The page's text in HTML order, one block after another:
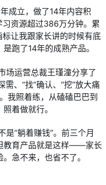
成立，做了14年内容积
资源超过386万分钟。累
让我跟家长讲的时候有底
跑了14年的成熟产品。
场运营总裁王瑾潼分享了
、“找”确认、“挖”放大痛
我照着练，从磕磕巴巴到
着做就行。
是“躺着赚钱”。前三个月
教育产品就是这样——家长
急不来，也省不了。